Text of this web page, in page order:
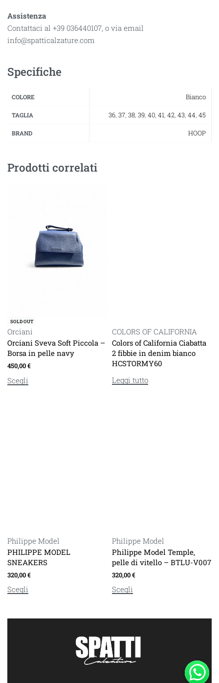
Assistenza
Contattaci al +39 036440107, o via email
info@spatticalzature.com
Specifiche
COLORE Bianco
TAGLIA 36, 37, 38, 39, 40, 41, 42, 43, 44, 45
BRAND HOOP
Prodotti correlati
SOLD OUT
Orciani
Orciani Sveva Soft Piccola –
Borsa in pelle navy
450,00€
Scegli
COLORS OF CALIFORNIA
Colors of California Ciabatta
2 fibbie in denim bianco
HCSTORMY60
Leggi tutto
Philippe Model
PHILIPPE MODEL
SNEAKERS
320,00€
Scegli
Philippe Model
Philippe Model Temple,
pelle di vitello – BTLU-V007
320,00€
Scegli